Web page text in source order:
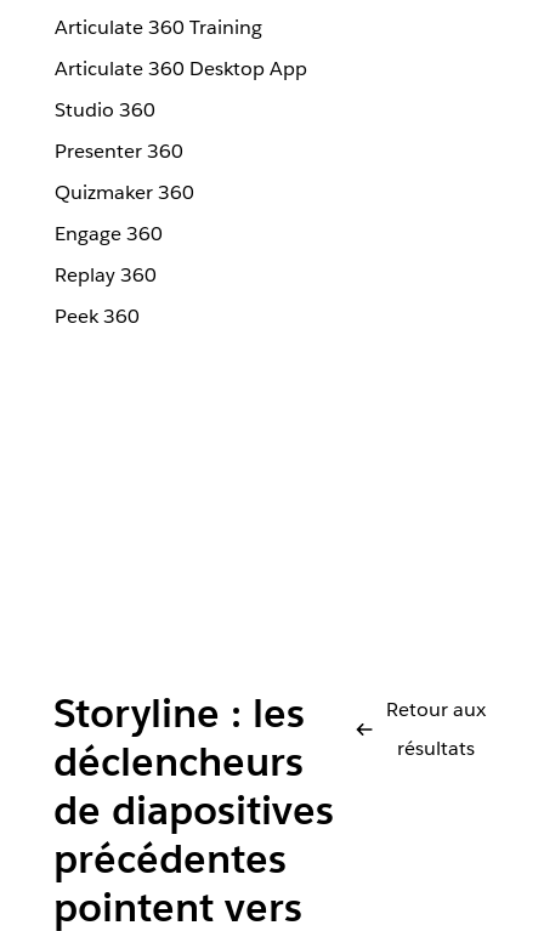
Articulate 360 Training
Articulate 360 Desktop App
Studio 360
Presenter 360
Quizmaker 360
Engage 360
Replay 360
Peek 360
Storyline : les
déclencheurs
de diapositives
précédentes
pointent vers
Retour aux
résultats